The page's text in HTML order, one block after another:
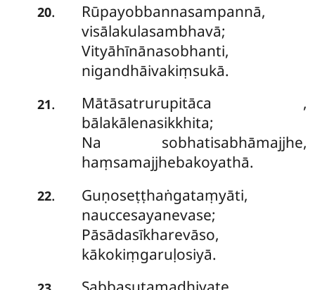
20.
Rūpayobbannasampannā,
visālakulasambhavā;
Vityāhīnānasobhanti,
nigandhāivakiṃsukā.
21. Mātāsatrurupitāca ,
bālakālenasikkhita;
Na sobhatisabhāmajjhe,
haṃsamajjhebakoyathā.
22.
Guṇoseṭṭhaṅgataṃyāti,
nauccesayanevase;
Pāsādasīkharevāso,
kākokiṃgaruḷosiyā.